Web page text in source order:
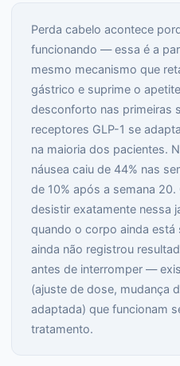
Perda cabelo acontece
funcionando — essa é a
mesmo mecanismo que
gástrico e suprime o
desconforto nas primeiras
receptores GLP-1 se
na maioria dos pacientes.
náusea caiu de 44% nas
de 10% após a semana
desistir exatamente nessa
quando o corpo ainda está
ainda não registrou
antes de interromper —
(ajuste de dose, mudança
adaptada) que funcionam
tratamento.